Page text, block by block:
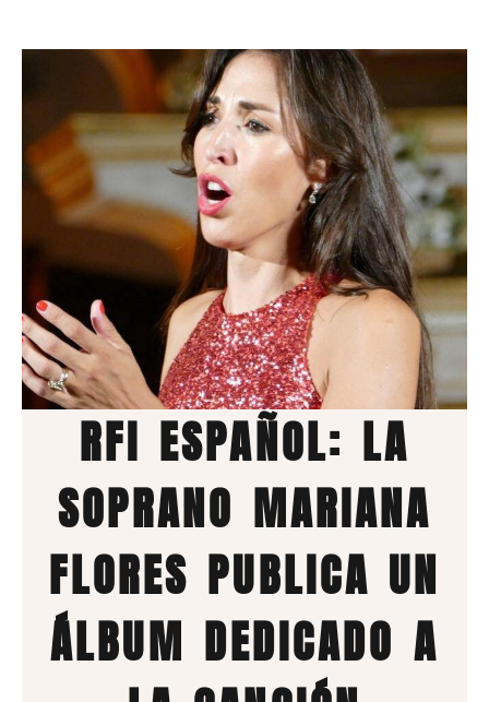
RFI ESPAÑOL: LA
SOPRANO MARIANA
FLORES PUBLICA UN
ÁLBUM DEDICADO A